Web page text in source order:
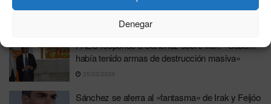
Denegar
FAES responde a Sánchez sobre Irak: «Sadam
había tenido armas de destrucción masiva»
25/03/2026
Sánchez se aferra al «fantasma» de Irak y Feijóo